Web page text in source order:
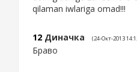
qilaman iwlariga omad!!!
12 Диначка (24-Окт-2013
Браво